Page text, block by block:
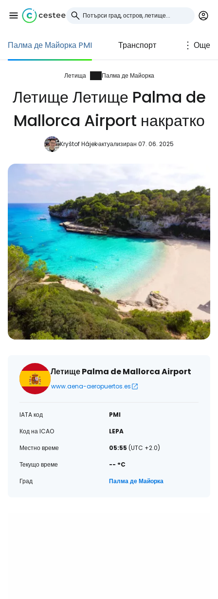
Палма де Майорка PMI Транспорт Още
Летища Палма де Майорка
Летище Летище Palma de
Mallorca Airport накратко
Kryštof Hájekактуализиран 07. 06. 2025
Летище Palma de Mallorca Airport
www.aena-aeropuertos.es
IATA код
PMI
Код на ICAO
LEPA
Местно време
05:55 (UTC +2.0)
Текущо време
-- °C
Град
Палма де Майорка
Влезте в Cestee
... световната общност на туристите
Продължете с Google
Продължете с Facebook
Продължете с имейл